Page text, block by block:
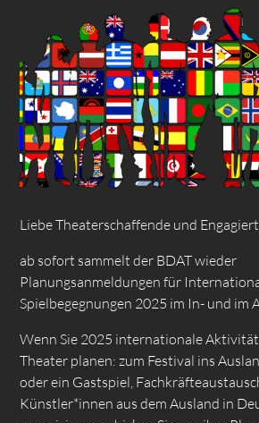
Liebe Theaterschaffende und
ab sofort sammelt der BDAT wieder
Planungsanmeldungen für
Spielbegegnungen 2025 im In- und im
Wenn Sie 2025 internationale
Theater planen: zum Festival ins
oder ein Gastspiel,
Künstler*innen aus dem Ausland in